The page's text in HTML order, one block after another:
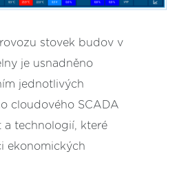
stovek budov v
je usnadněno
jednotlivých
cloudového SCADA
a technologií, které
ekonomických